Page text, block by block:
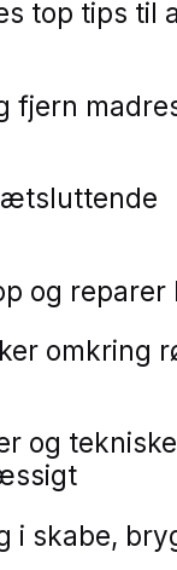
top tips til
fjern
og
omkring
og tekniske
i skabe,